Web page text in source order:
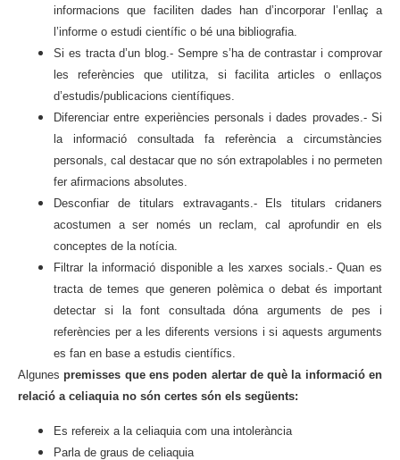
informacions que faciliten dades han d’incorporar l’enllaç a
l’informe o estudi científic o bé una bibliografia.
Si es tracta d’un blog.- Sempre s’ha de contrastar i comprovar
les referències que utilitza, si facilita articles o enllaços
d’estudis/publicacions científiques.
Diferenciar entre experiències personals i dades provades.- Si
la informació consultada fa referència a circumstàncies
personals, cal destacar que no són extrapolables i no permeten
fer afirmacions absolutes.
Desconfiar de titulars extravagants.- Els titulars cridaners
acostumen a ser només un reclam, cal aprofundir en els
conceptes de la notícia.
Filtrar la informació disponible a les xarxes socials.- Quan es
tracta de temes que generen polèmica o debat és important
detectar si la font consultada dóna arguments de pes i
referències per a les diferents versions i si aquests arguments
es fan en base a estudis científics.
Algunespremisses que ens poden alertar de què la informació en
relació a celiaquia no són certes són els següents:
Es refereix a la celiaquia com una intolerància
Parla de graus de celiaquia